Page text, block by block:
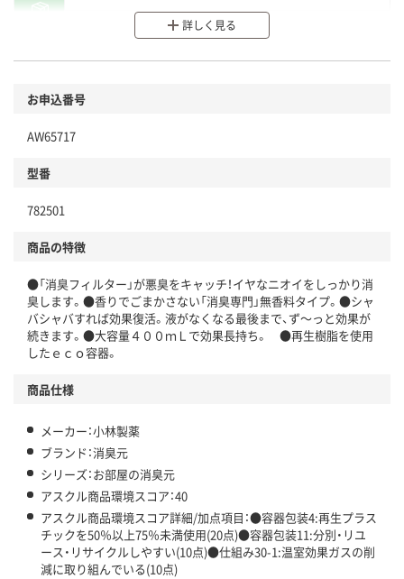
分別・リサイクルしやすい設計
商品
本体
仕組
この商品の環境配慮ポイントです。下記商品詳細「
アスクル商品環境スコア詳細／加点項目
」で確認できます。
詳しく見る
お申込番号
AW65717
型番
782501
商品の特徴
●「消臭フィルター」が悪臭をキャッチ！イヤなニオイをしっかり消
臭します。●香りでごまかさない「消臭専門」無香料タイプ。●シャ
バシャバすれば効果復活。液がなくなる最後まで、ず～っと効果が
続きます。●大容量４００ｍＬで効果長持ち。 ●再生樹脂を使用
したｅｃｏ容器。
商品仕様
メーカー：小林製薬
ブランド：消臭元
シリーズ：お部屋の消臭元
アスクル商品環境スコア：40
アスクル商品環境スコア詳細/加点項目：●容器包装4:再生プラス
チックを50％以上75％未満使用(20点)●容器包装11:分別・リユ
ース・リサイクルしやすい(10点)●仕組み30-1:温室効果ガスの削
減に取り組んでいる(10点)